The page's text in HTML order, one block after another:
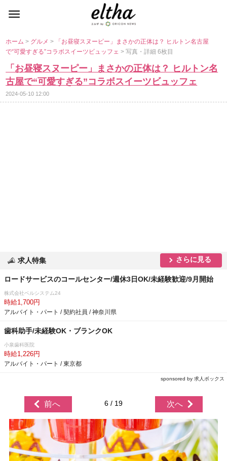
ホーム> グルメ>
「お昼寝スヌーピー」まさかの正体は？ ヒルトン名古屋
で“可愛すぎる”コラボスイーツビュッフェ> 写真・詳細 6枚目
「お昼寝スヌーピー」まさかの正体は？ ヒルトン名
古屋で“可愛すぎる”コラボスイーツビュッフェ
2024-05-10 12:00
求人特集 さらに見る
ロードサービスのコールセンター/週休3日OK/未経験歓迎/9月開始
株式会社ベルシステム24
時給1,700円
アルバイト・パート / 契約社員 / 神奈川県
歯科助手/未経験OK・ブランクOK
小泉歯科医院
時給1,226円
アルバイト・パート / 東京都
sponsored by 求人ボックス
前へ 6 / 19 次へ